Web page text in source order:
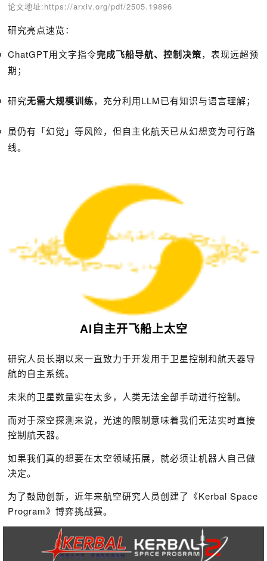
论文地址:https://arxiv.org/pdf/2505.19896
研究亮点速览：
ChatGPT用文字指令完成飞船导航、控制决策，表现远超预
期；
研究无需大规模训练，充分利用LLM已有知识与语言理解；
虽仍有「幻觉」等风险，但自主化航天已从幻想变为可行路
线。
AI自主开飞船上太空
研究人员长期以来一直致力于开发用于卫星控制和航天器导
航的自主系统。
未来的卫星数量实在太多，人类无法全部手动进行控制。
而对于深空探测来说，光速的限制意味着我们无法实时直接
控制航天器。
如果我们真的想要在太空领域拓展，就必须让机器人自己做
决定。
为了鼓励创新，近年来航空研究人员创建了《Kerbal Space
Program》博弈挑战赛。